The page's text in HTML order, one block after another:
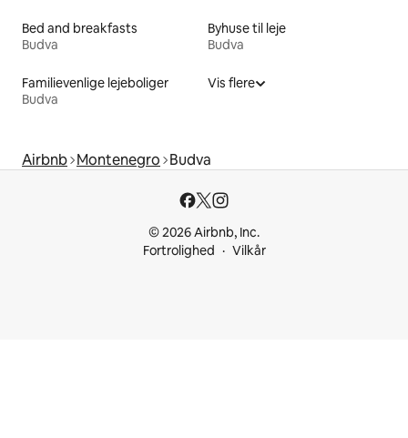
Bed and breakfasts
Budva
Byhuse til leje
Budva
Familievenlige lejeboliger
Budva
Vis flere
Airbnb Montenegro Budva
© 2026 Airbnb, Inc.
Fortrolighed
Vilkår